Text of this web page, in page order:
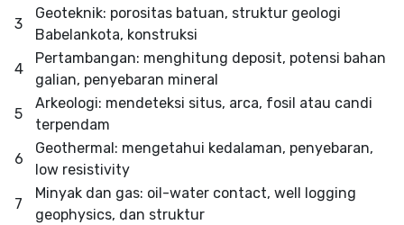
3
Geoteknik: porositas batuan, struktur geologi
Babelankota, konstruksi
4
Pertambangan: menghitung deposit, potensi bahan
galian, penyebaran mineral
5
Arkeologi: mendeteksi situs, arca, fosil atau candi
terpendam
6
Geothermal: mengetahui kedalaman, penyebaran,
low resistivity
7
Minyak dan gas: oil-water contact, well logging
geophysics, dan struktur